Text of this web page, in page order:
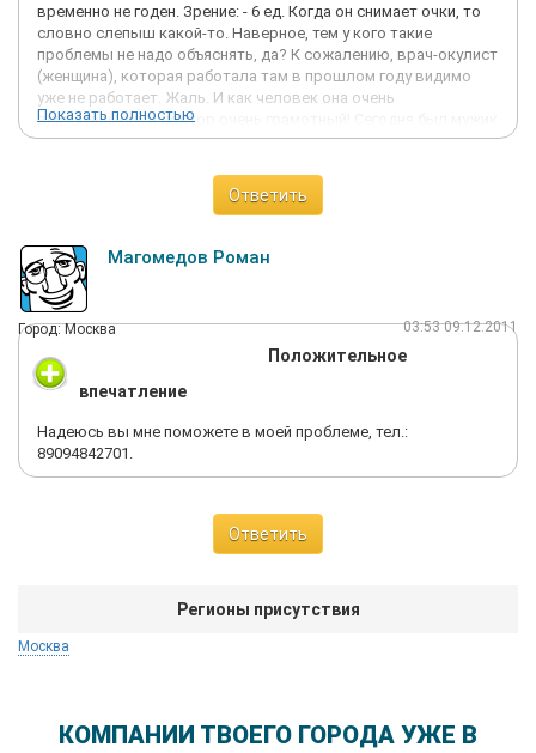
временно не годен. Зрение: - 6 ед. Когда он снимает очки, то
словно слепыш какой-то. Наверное, тем у кого такие
проблемы не надо объяснять, да? К сожалению, врач-окулист
(женщина), которая работала там в прошлом году видимо
уже не работает. Жаль. И как человек она очень
внимательная, и доктор очень грамотный! Сегодня был мужик
лет 65-70. Очень неприятный. С легким запахом перегара,
свидетельстве он даже не посмотрел. А зачем? Главное
проштамповать всем -здоров и годен к службе! А потом в
Интересно выходит, ведь здоров и годен, о какой операции
речь? Ребенку на приеме он сказал, что справки окулистов в
его личном деле - липовые. Это, что за хамство? Что за
безобразие такое??? А потом, когда я уже не выдержала и
вошла в кабинет, он вообще бросил фразу: Ну его же сюда не
под руки привели!' (мол, значит, у него хорошее зрение). В
очках он же может служить! Доктор, дорогой, Дай Бог Вам
крепкого здоровья! А еще хочется от души пожелать, чтобы
ребята-призывники и их родители как можно реже
сталкивались в жизни именно с такими врачами.
Показать полностью
Ответить
Магомедов Роман
Город: Москва 03:53 09.12.2011
Положительное
впечатление
Надеюсь вы мне поможете в моей проблеме, тел.:
89094842701.
Ответить
Регионы присутствия
Москва
КОМПАНИИ ТВОЕГО ГОРОДА УЖЕ В